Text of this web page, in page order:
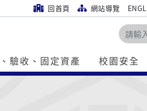
回首頁 網站導覽
驗收、固定資產 校園安全